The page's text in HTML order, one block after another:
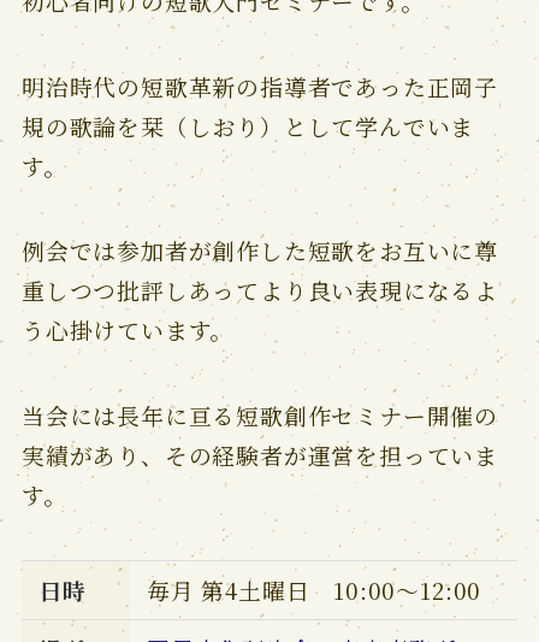
明治時代の短歌革新の指導者であった正岡子
規の歌論を栞（しおり）として学んでいま
す。
例会では参加者が創作した短歌をお互いに尊
重しつつ批評しあってより良い表現になるよ
う心掛けています。
当会には長年に亘る短歌創作セミナー開催の
実績があり、その経験者が運営を担っていま
す。
日時
毎月 第4土曜日 10:00～12:00